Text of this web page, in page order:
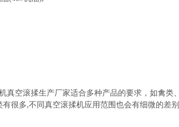
真空滚揉生产厂家适合多种产品的要求，如禽类
很多,不同真空滚揉机应用范围也会有细微的差